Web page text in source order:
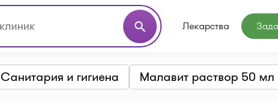
search Лекарства
Санитария и гигиена Малавит раствор 50 мл